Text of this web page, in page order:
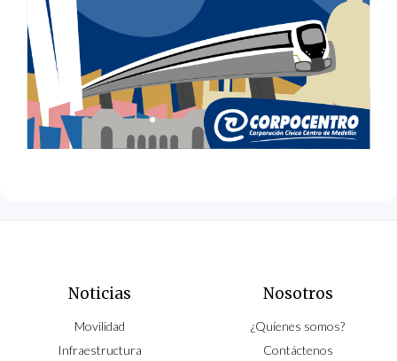
Noticias
Movilidad
Infraestructura
Nosotros
¿Quíenes somos?
Contáctenos